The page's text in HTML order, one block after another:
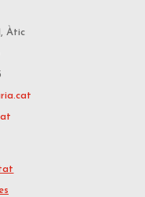
Àtic